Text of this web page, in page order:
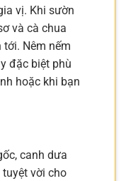
vị. Khi sườn
và cà chua
Nêm nếm
đặc biệt phù
hoặc khi bạn
canh dưa
vời cho